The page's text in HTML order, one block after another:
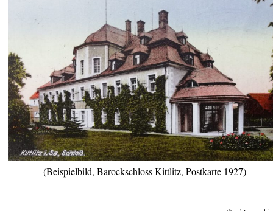
(Beispielbild, Barockschloss Kittlitz, Postkarte 1927)